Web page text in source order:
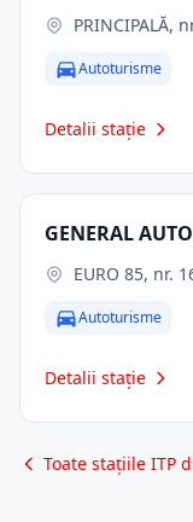
PRINCIPALĂ,
Autoturisme
Detalii stație
GENERAL
EURO 85, nr.
Autoturisme
Detalii stație
Toate stațiile ITP